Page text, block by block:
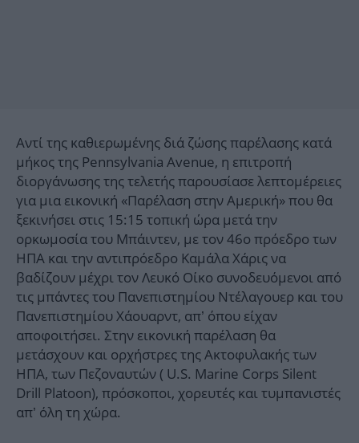
Αντί της καθιερωμένης διά ζώσης παρέλασης κατά
μήκος της Pennsylvania Avenue, η επιτροπή
διοργάνωσης της τελετής παρουσίασε λεπτομέρειες
για μια εικονική «Παρέλαση στην Αμερική» που θα
ξεκινήσει στις 15:15 τοπική ώρα μετά την
ορκωμοσία του Μπάιντεν, με τον 46ο πρόεδρο των
ΗΠΑ και την αντιπρόεδρο Καμάλα Χάρις να
βαδίζουν μέχρι τον Λευκό Οίκο συνοδευόμενοι από
τις μπάντες του Πανεπιστημίου Ντέλαγουερ και του
Πανεπιστημίου Χάουαρντ, απ’ όπου είχαν
αποφοιτήσει. Στην εικονική παρέλαση θα
μετάσχουν και ορχήστρες της Ακτοφυλακής των
ΗΠΑ, των Πεζοναυτών ( U.S. Marine Corps Silent
Drill Platoon), πρόσκοποι, χορευτές και τυμπανιστές
απ’ όλη τη χώρα.